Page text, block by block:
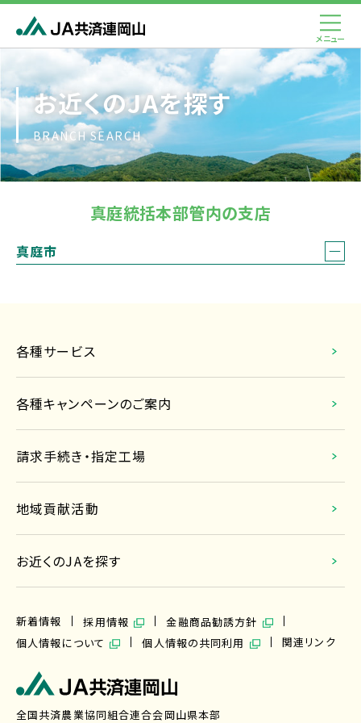
お近くのJAを探す
BRANCH SEARCH
真庭統括本部管内の支店
各種サービス
各種キャンペーンのご案内
請求手続き・指定工場
地域貢献活動
お近くのJAを探す
新着情報 採用情報
金融商品勧誘方針
個人情報について
個人情報の共同利用 関連リンク
全国共済農業協同組合連合会岡山県本部